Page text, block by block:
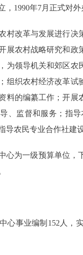
，1990年7月正式对
改革与发展进行决
展农村战略研究和
为领导机关和郊区
组织农村经济改革
料的编纂工作；开
、监督和服务；指
导农民专业合作社建
为一级预算单位，
事业编制152人，实